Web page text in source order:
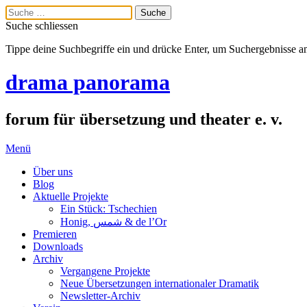
Suche schliessen
Tippe deine Suchbegriffe ein und drücke Enter, um Suchergebnisse
drama panorama
forum für übersetzung und theater e. v.
Menü
Über uns
Blog
Aktuelle Projekte
Ein Stück: Tschechien
Honig, شمس & de l’Or
Premieren
Downloads
Archiv
Vergangene Projekte
Neue Übersetzungen internationaler Dramatik
Newsletter-Archiv